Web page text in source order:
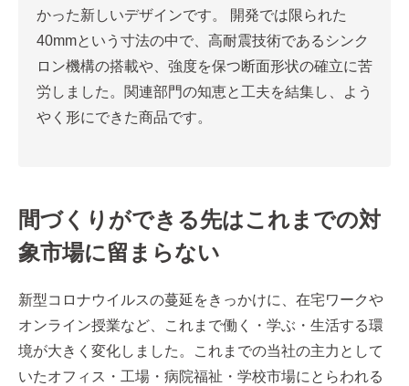
かった新しいデザインです。 開発では限られた
40mmという寸法の中で、高耐震技術であるシンク
ロン機構の搭載や、強度を保つ断面形状の確立に苦
労しました。関連部門の知恵と工夫を結集し、よう
やく形にできた商品です。
間づくりができる先はこれまでの対
象市場に留まらない
新型コロナウイルスの蔓延をきっかけに、在宅ワークや
オンライン授業など、これまで働く・学ぶ・生活する環
境が大きく変化しました。これまでの当社の主力として
いたオフィス・工場・病院福祉・学校市場にとらわれる